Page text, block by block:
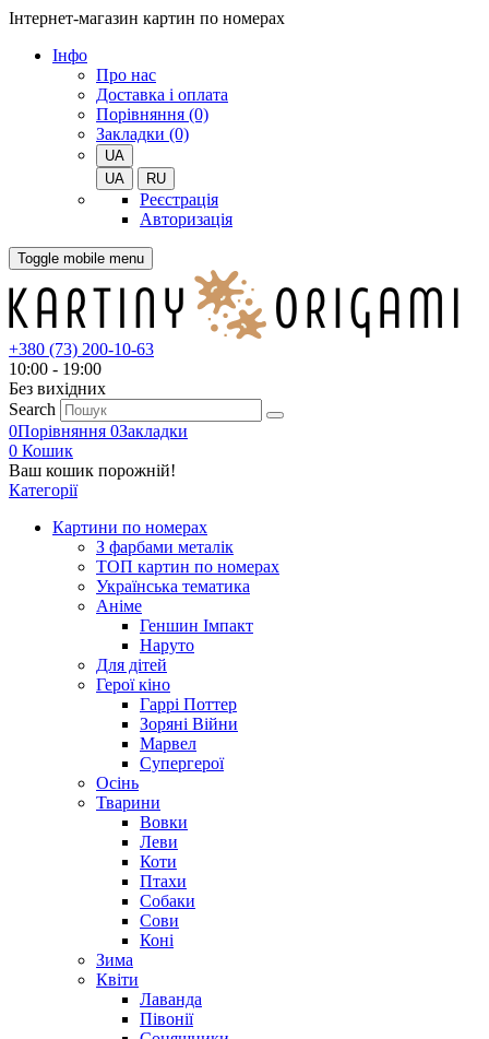
Інтернет-магазин картин по номерах
Iнфо
Про нас
Доставка і оплата
Порівняння (0)
Закладки (0)
UA
UA
RU
Реєстрація
Авторизація
Toggle mobile menu
+380 (73) 200-10-63
10:00 - 19:00
Без вихiдних
Search
0Порівняння 0Закладки
0 Кошик
Ваш кошик порожній!
Категорії
Картини по номерах
З фарбами металік
ТОП картин по номерах
Українська тематика
Аніме
Геншин Імпакт
Наруто
Для дітей
Герої кіно
Гаррі Поттер
Зоряні Війни
Марвел
Супергерої
Осінь
Тварини
Вовки
Леви
Коти
Птахи
Собаки
Сови
Коні
Зима
Квіти
Лаванда
Півонії